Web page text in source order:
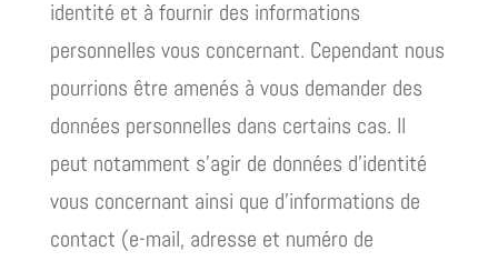
identité et à fournir des informations
personnelles vous concernant. Cependant nous
pourrions être amenés à vous demander des
données personnelles dans certains cas. Il
peut notamment s’agir de données d’identité
vous concernant ainsi que d’informations de
contact (e-mail, adresse et numéro de